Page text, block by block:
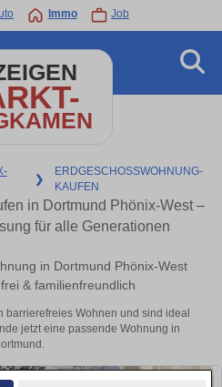
Immo Job
❯
ERDGESCHOSSWOHNUNG-
KAUFEN
in Dortmund Phönix-West –
für alle Generationen
in Dortmund Phönix-West
& familienfreundlich
barrierefreies Wohnen und sind ideal
jetzt eine passende Wohnung in